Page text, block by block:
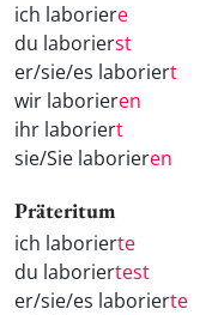
ich laboriere
du laborierst
er/sie/es laboriert
wir laborieren
ihr laboriert
sie/Sie laborieren
Präteritum
ich laborierte
du laboriertest
er/sie/es laborierte